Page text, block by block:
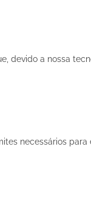
devido a nossa
necessários para